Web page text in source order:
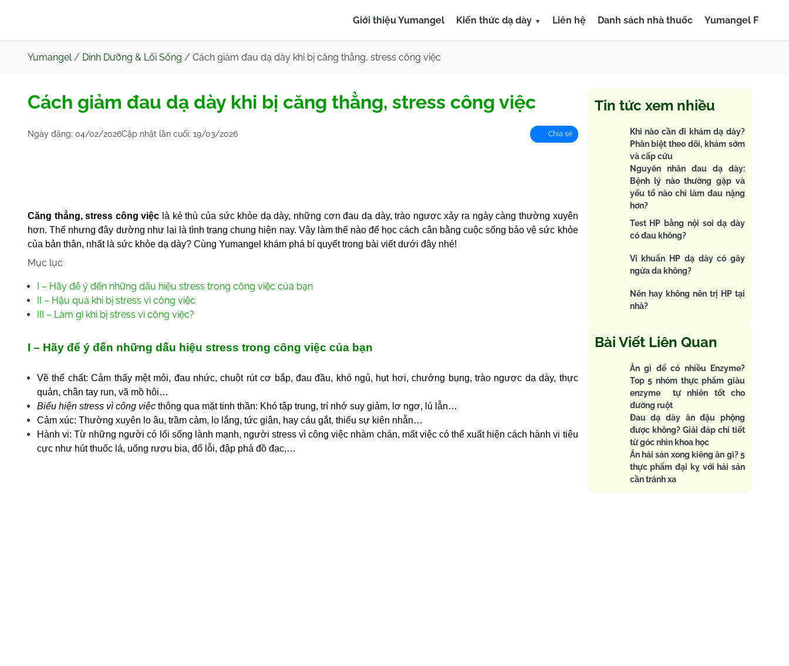
Giới thiệu Yumangel Kiến thức dạ dày Liên hệ Danh sách nhà thuốc Yumangel F
Yumangel/ Dinh Dưỡng & Lối Sống / Cách giảm đau dạ dày khi bị căng thẳng, stress công việc
Cách giảm đau dạ dày khi bị căng thẳng, stress công việc
Ngày đăng: 04/02/2026Cập nhật lần cuối: 19/03/2026 Chia sẻ
Căng thẳng, stress công việc là kẻ thù của sức khỏe dạ dày, những cơn đau dạ dày, trào ngược xảy ra ngày càng thường xuyên
hơn. Thế nhưng đây dường như lại là tình trạng chung hiện nay. Vậy làm thế nào để học cách cân bằng cuộc sống bảo vệ sức khỏe
của bản thân, nhất là sức khỏe dạ dày? Cùng Yumangel khám phá bí quyết trong bài viết dưới đây nhé!
Mục lục
I – Hãy để ý đến những dấu hiệu stress trong công việc của bạn
II – Hậu quả khi bị stress vì công việc
III – Làm gì khi bị stress vì công việc?
I – Hãy để ý đến những dấu hiệu stress trong công việc của bạn
Về thể chất: Cảm thấy mệt mỏi, đau nhức, chuột rút cơ bắp, đau đầu, khó ngủ, hụt hơi, chướng bụng, trào ngược dạ dày, thực
quản, chân tay run, vã mồ hôi…
Biểu hiện stress vì công việc thông qua mặt tinh thần: Khó tập trung, trí nhớ suy giảm, lơ ngơ, lú lẫn…
Cảm xúc: Thường xuyên lo âu, trầm cảm, lo lắng, tức giận, hay cáu gắt, thiếu sự kiên nhẫn…
Hành vi: Từ những người có lối sống lành mạnh, người stress vì công việc nhàm chán, mất việc có thể xuất hiện cách hành vi tiêu
cực như hút thuốc lá, uống rượu bia, đổ lỗi, đập phá đồ đạc,…
Tin tức xem nhiều
Khi nào cần đi khám dạ dày?
Phân biệt theo dõi, khám sớm
và cấp cứu
Nguyên nhân đau dạ dày:
Bệnh lý nào thường gặp và
yếu tố nào chỉ làm đau nặng
hơn?
Test HP bằng nội soi dạ dày
có đau không?
Vi khuẩn HP dạ dày có gây
ngứa da không?
Nên hay không nên trị HP tại
nhà?
Bài Viết Liên Quan
Ăn gì để có nhiều Enzyme?
Top 5 nhóm thực phẩm giàu
enzyme tự nhiên tốt cho
đường ruột
Đau dạ dày ăn đậu phộng
được không? Giải đáp chi tiết
từ góc nhìn khoa học
Ăn hải sản xong kiêng ăn gì? 5
thực phẩm đại kỵ với hải sản
cần tránh xa